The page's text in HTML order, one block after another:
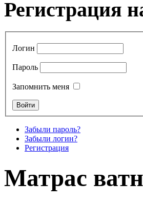
Регистрация
Логин
Пароль
Запомнить меня
Забыли пароль?
Забыли логин?
Регистрация
Матрас